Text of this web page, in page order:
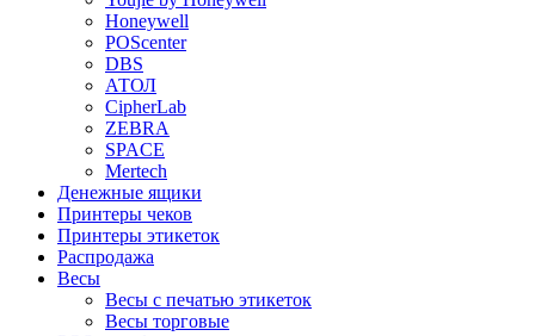
Honeywell
POScenter
DBS
АТОЛ
CipherLab
ZEBRA
SPACE
Mertech
Денежные ящики
Принтеры чеков
Принтеры этикеток
Распродажа
Весы
Весы с печатью этикеток
Весы торговые